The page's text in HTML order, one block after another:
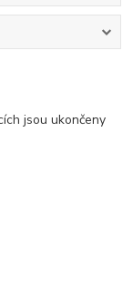
jsou ukončeny